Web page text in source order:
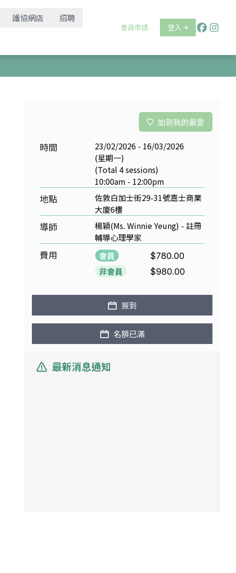
護協網店
招聘
會員申請 登入
加到我的最愛
時間
23/02/2026 - 16/03/2026
(星期一)
(Total 4 sessions)
10:00am - 12:00pm
地點
佐敦白加士街29-31號嘉士商業
大廈6樓
導師
楊穎(Ms. Winnie Yeung) - 註冊
輔導心理學家
費用 會員 $780.00
非會員 $980.00
簽到
名額已滿
最新消息通知